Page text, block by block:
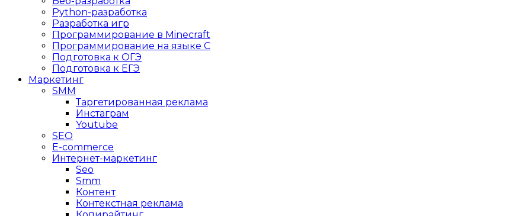
Python-разработка
Разработка игр
Программирование в Minecraft
Программирование на языке C
Подготовка к ОГЭ
Подготовка к ЕГЭ
Маркетинг
SMM
Таргетированная реклама
Инстаграм
Youtube
SEO
E-сommerce
Интернет-маркетинг
Seo
Smm
Контент
Контекстная реклама